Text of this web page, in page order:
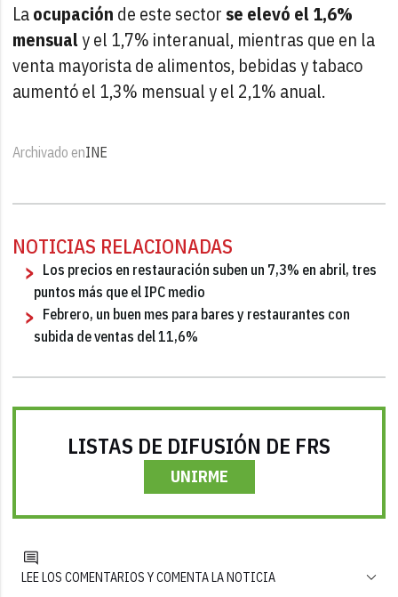
Laocupación de este sector se elevó el 1,6%
mensualy el 1,7% interanual, mientras que en la
venta mayorista de alimentos, bebidas y tabaco
aumentó el 1,3% mensual y el 2,1% anual.
Archivado enINE
NOTICIAS RELACIONADAS
Los precios en restauración suben un 7,3% en abril, tres
puntos más que el IPC medio
Febrero, un buen mes para bares y restaurantes con
subida de ventas del 11,6%
LISTAS DE DIFUSIÓN DE FRS
UNIRME
LEE LOS COMENTARIOS Y COMENTA LA NOTICIA